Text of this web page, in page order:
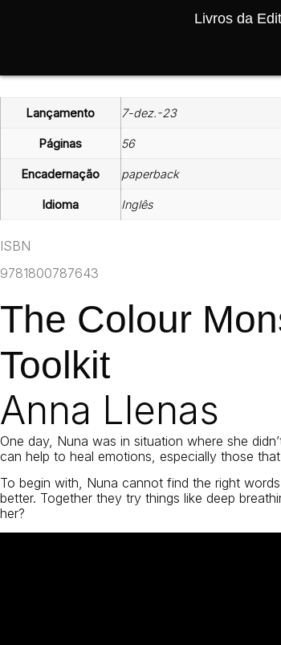
Livros da
/ The Colour Monster:
Lançamento 7-dez.-23
Páginas 56
Encadernação paperback
Idioma Inglês
ISBN
9781800787643
The Colour
Toolkit
Anna Llenas
One day, Nuna was in situation where she
can help to heal emotions, especially those
To begin with, Nuna cannot find the right
better. Together they try things like deep
her?